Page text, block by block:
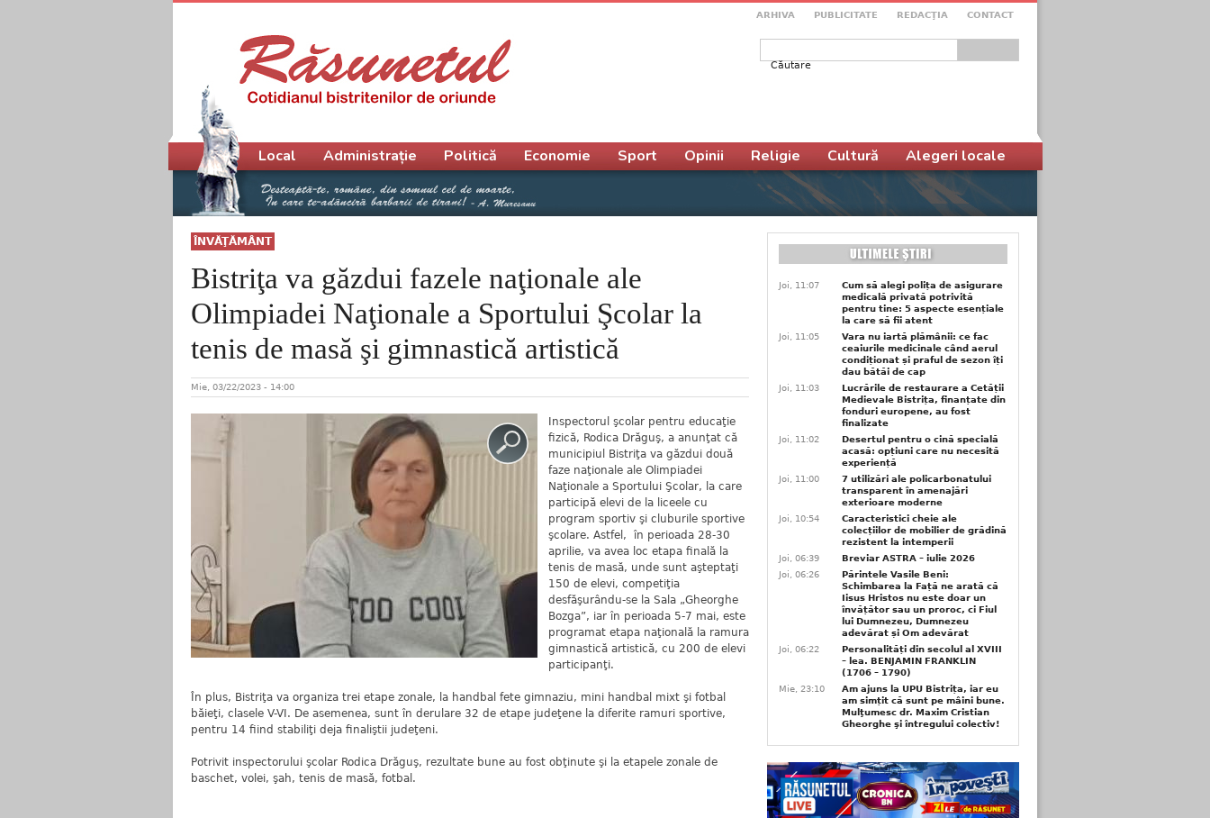
ARHIVA PUBLICITATE REDACŢIA CONTACT
Formular de căutare
ÎNVĂŢĂMÂNT
Bistriţa va găzdui fazele naţionale ale
Olimpiadei Naţionale a Sportului Şcolar la
tenis de masă şi gimnastică artistică
Mie, 03/22/2023 - 14:00
Inspectorul şcolar pentru educaţie
fizică, Rodica Drăguş, a anunţat că
municipiul Bistriţa va găzdui două
faze naţionale ale Olimpiadei
Naţionale a Sportului Şcolar, la care
participă elevi de la liceele cu
program sportiv şi cluburile sportive
şcolare. Astfel, în perioada 28-30
aprilie, va avea loc etapa finală la
tenis de masă, unde sunt aşteptaţi
150 de elevi, competiţia
desfăşurându-se la Sala „Gheorghe
Bozga”, iar în perioada 5-7 mai, este
programat etapa naţională la ramura
gimnastică artistică, cu 200 de elevi
participanţi.
În plus, Bistriţa va organiza trei etape zonale, la handbal fete gimnaziu, mini handbal mixt şi fotbal
băieţi, clasele V-VI. De asemenea, sunt în derulare 32 de etape judeţene la diferite ramuri sportive,
pentru 14 fiind stabiliţi deja finaliştii judeţeni.
Potrivit inspectorului şcolar Rodica Drăguş, rezultate bune au fost obţinute şi la etapele zonale de
baschet, volei, şah, tenis de masă, fotbal.
Meniu principal
Local Administrație Politică Economie Sport Opinii Religie Cultură Alegeri locale
Joi, 11:07
Cum să alegi polița de asigurare
medicală privată potrivită
pentru tine: 5 aspecte esențiale
la care să fii atent
Joi, 11:05
Vara nu iartă plămânii: ce fac
ceaiurile medicinale când aerul
condiționat și praful de sezon îți
dau bătăi de cap
Joi, 11:03
Lucrările de restaurare a Cetății
Medievale Bistrița, finanțate din
fonduri europene, au fost
finalizate
Joi, 11:02
Desertul pentru o cină specială
acasă: opțiuni care nu necesită
experiență
Joi, 11:00
7 utilizări ale policarbonatului
transparent în amenajări
exterioare moderne
Joi, 10:54
Caracteristici cheie ale
colecțiilor de mobilier de grădină
rezistent la intemperii
Joi, 06:39
Breviar ASTRA – iulie 2026
Joi, 06:26
Părintele Vasile Beni:
Schimbarea la Față ne arată că
Iisus Hristos nu este doar un
învățător sau un proroc, ci Fiul
lui Dumnezeu, Dumnezeu
adevărat și Om adevărat
Joi, 06:22
Personalități din secolul al XVIII
– lea. BENJAMIN FRANKLIN
(1706 – 1790)
Mie, 23:10
Am ajuns la UPU Bistrița, iar eu
am simțit că sunt pe mâini bune.
Mulţumesc dr. Maxim Cristian
Gheorghe şi întregului colectiv!